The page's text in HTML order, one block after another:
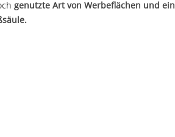
genutzte Art von Werbeflächen und ein